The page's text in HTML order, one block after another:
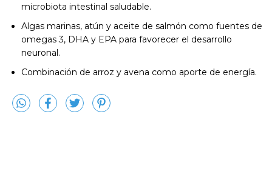
microbiota intestinal saludable.
Algas marinas, atún y aceite de salmón como fuentes de
omegas 3, DHA y EPA para favorecer el desarrollo
neuronal.
Combinación de arroz y avena como aporte de energía.